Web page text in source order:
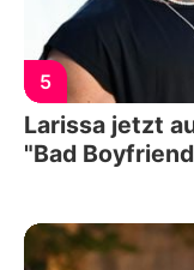
5
Larissa jetzt
"Bad